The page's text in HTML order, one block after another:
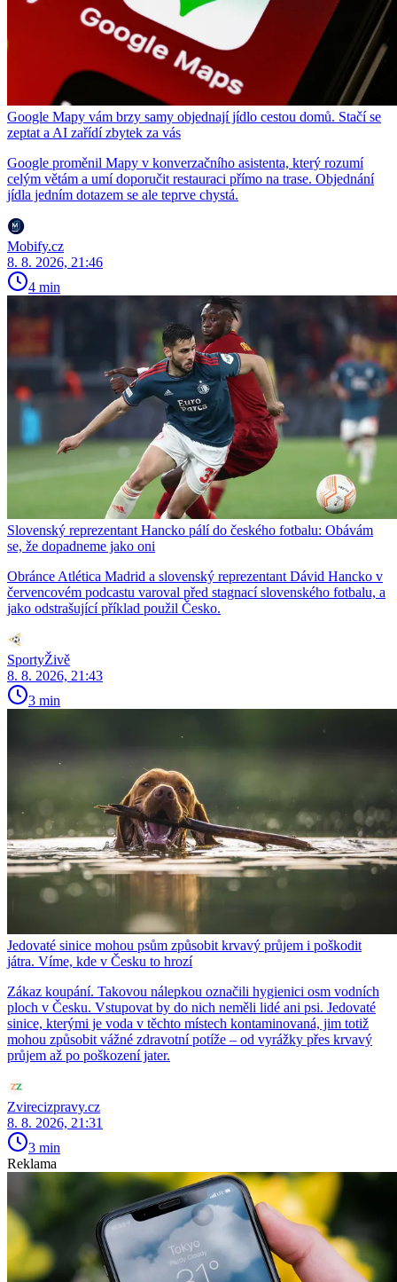
Google Mapy vám brzy samy objednají jídlo cestou domů. Stačí se
zeptat a AI zařídí zbytek za vás
Google proměnil Mapy v konverzačního asistenta, který rozumí
celým větám a umí doporučit restauraci přímo na trase. Objednání
jídla jedním dotazem se ale teprve chystá.
Mobify.cz
8. 8. 2026, 21:46
4 min
Slovenský reprezentant Hancko pálí do českého fotbalu: Obávám
se, že dopadneme jako oni
Obránce Atlética Madrid a slovenský reprezentant Dávid Hancko v
červencovém podcastu varoval před stagnací slovenského fotbalu, a
jako odstrašující příklad použil Česko.
SportyŽivě
8. 8. 2026, 21:43
3 min
Jedovaté sinice mohou psům způsobit krvavý průjem i poškodit
játra. Víme, kde v Česku to hrozí
Zákaz koupání. Takovou nálepkou označili hygienici osm vodních
ploch v Česku. Vstupovat by do nich neměli lidé ani psi. Jedovaté
sinice, kterými je voda v těchto místech kontaminovaná, jim totiž
mohou způsobit vážné zdravotní potíže – od vyrážky přes krvavý
průjem až po poškození jater.
Zvirecizpravy.cz
8. 8. 2026, 21:31
3 min
Reklama